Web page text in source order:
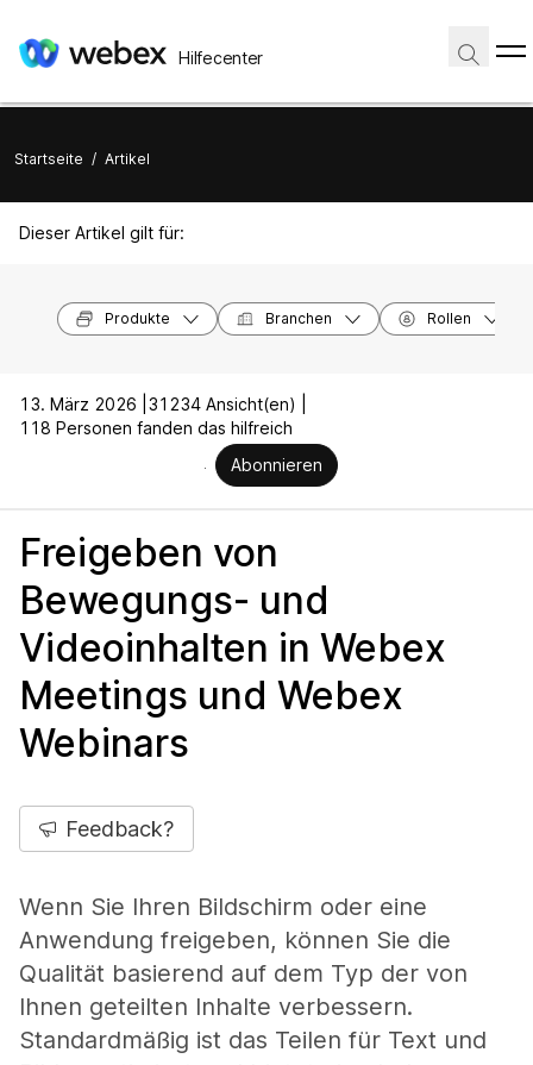
Hilfecenter
Startseite / Artikel
Dieser Artikel gilt für:
Produkte Branchen Rollen
13. März 2026 | 31234 Ansicht(en) |
118 Personen fanden das hilfreich
Abonnieren
Freigeben von
Bewegungs- und
Videoinhalten in Webex
Meetings und Webex
Webinars
Feedback?
Wenn Sie Ihren Bildschirm oder eine
Anwendung freigeben, können Sie die
Qualität basierend auf dem Typ der von
Ihnen geteilten Inhalte verbessern.
Standardmäßig ist das Teilen für Text und